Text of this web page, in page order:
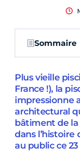
Sommaire
Plus vieille
France !), la
impressionne
architectural
bâtiment de la
dans l’histoire
au public ce